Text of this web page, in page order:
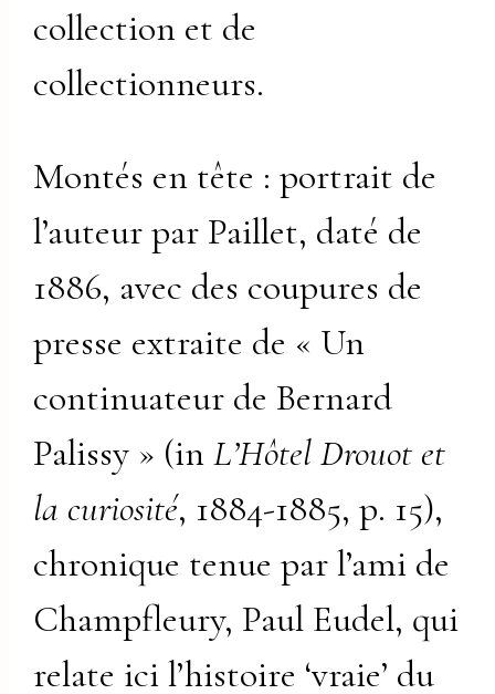
collection et de
collectionneurs.
Montés en tête : portrait de
l’auteur par Paillet, daté de
1886, avec des coupures de
presse extraite de « Un
continuateur de Bernard
Palissy » (inL’Hôtel Drouot et
la curiosité, 1884-1885, p. 15),
chronique tenue par l’ami de
Champfleury, Paul Eudel, qui
relate ici l’histoire ‘vraie’ du